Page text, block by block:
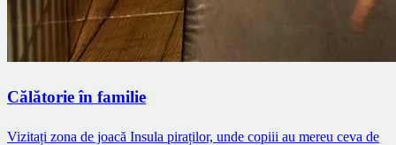
Călătorie în familie
Vizitați zona de joacă Insula piraților, unde copiii au mereu ceva de